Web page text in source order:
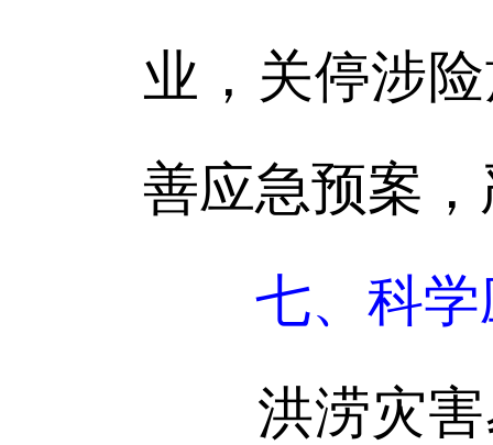
业，关停涉
善应急预案
七、科
洪涝灾害